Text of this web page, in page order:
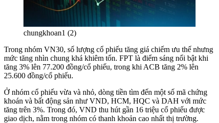
chungkhoan1 (2)
Trong nhóm VN30, số lượng cổ phiếu tăng giá chiếm ưu thế nhưng
mức tăng nhìn chung khá khiêm tốn. FPT là điểm sáng nổi bật khi
tăng 3% lên 77.200 đồng/cổ phiếu, trong khi ACB tăng 2% lên
25.600 đồng/cổ phiếu.
Ở nhóm cổ phiếu vừa và nhỏ, dòng tiền tìm đến một số mã chứng
khoán và bất động sản như VND, HCM, HQC và DAH với mức
tăng trên 3%. Trong đó, VND thu hút gần 16 triệu cổ phiếu được
giao dịch, nằm trong nhóm có thanh khoản cao nhất thị trường.